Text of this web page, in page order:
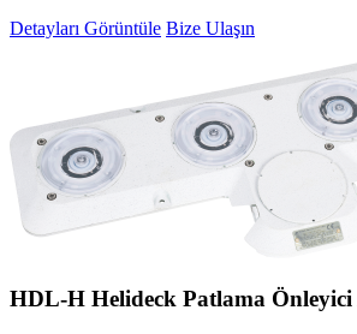
Detayları Görüntüle Bize Ulaşın
HDL-H Helideck Patlama Önleyici